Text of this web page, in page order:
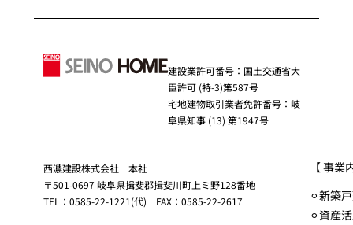
建設業許可番号：国土交通省大
臣許可 (特-3)第587号
宅地建物取引業者免許番号：岐
阜県知事 (13) 第1947号
西濃建設株式会社 本社
〒501-0697 岐阜県揖斐郡揖斐川町上ミ野128番地
TEL：0585-22-1221(代) FAX：0585-22-2617
【 事業
⚪︎新築
⚪︎資産